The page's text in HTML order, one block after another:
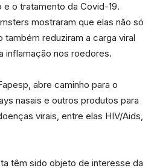
e o tratamento da Covid-19.
mostraram que elas não só
reduziram a carga viral
inflamação nos roedores.
abre caminho para o
nasais e outros produtos para
virais, entre elas HIV/Aids,
têm sido objeto de interesse da